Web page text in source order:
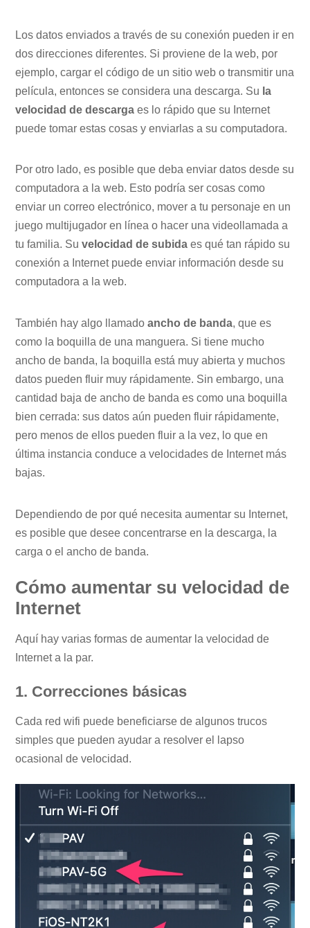
Los datos enviados a través de su conexión pueden ir en
dos direcciones diferentes. Si proviene de la web, por
ejemplo, cargar el código de un sitio web o transmitir una
película, entonces se considera una descarga. Su la
velocidad de descarga es lo rápido que su Internet
puede tomar estas cosas y enviarlas a su computadora.
Por otro lado, es posible que deba enviar datos desde su
computadora a la web. Esto podría ser cosas como
enviar un correo electrónico, mover a tu personaje en un
juego multijugador en línea o hacer una videollamada a
tu familia. Suvelocidad de subida es qué tan rápido su
conexión a Internet puede enviar información desde su
computadora a la web.
También hay algo llamadoancho de banda, que es
como la boquilla de una manguera. Si tiene mucho
ancho de banda, la boquilla está muy abierta y muchos
datos pueden fluir muy rápidamente. Sin embargo, una
cantidad baja de ancho de banda es como una boquilla
bien cerrada: sus datos aún pueden fluir rápidamente,
pero menos de ellos pueden fluir a la vez, lo que en
última instancia conduce a velocidades de Internet más
bajas.
Dependiendo de por qué necesita aumentar su Internet,
es posible que desee concentrarse en la descarga, la
carga o el ancho de banda.
Cómo aumentar su velocidad de
Internet
Aquí hay varias formas de aumentar la velocidad de
Internet a la par.
1. Correcciones básicas
Cada red wifi puede beneficiarse de algunos trucos
simples que pueden ayudar a resolver el lapso
ocasional de velocidad.